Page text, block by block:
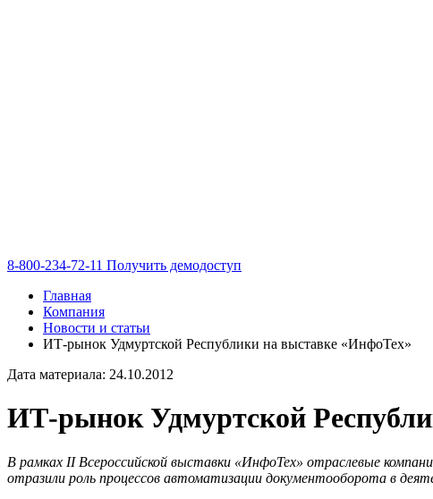
8-800-234-72-11 Получить демодоступ
Главная
Компания
Новости и статьи
ИТ-рынок Удмуртской Республики на выставке «ИнфоТех»
Дата материала: 24.10.2012
ИТ-рынок Удмуртской
В рамках II Всероссийской выставки «ИнфоТех» отраслевые
отразили роль процессов автоматизации документооборота в